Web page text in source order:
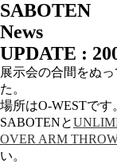
SABOTEN
News
UPDATE :
展示会の合間をぬっ
た。
場所はO-WESTです
SABOTENと
OVER ARM
い。